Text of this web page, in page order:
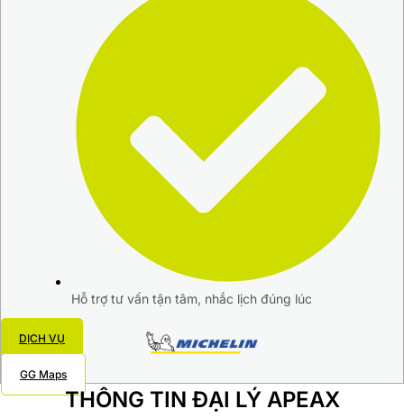
Hỗ trợ tư vấn tận tâm, nhắc lịch đúng lúc
DỊCH VỤ
GG Maps
THÔNG TIN ĐẠI LÝ APEAX